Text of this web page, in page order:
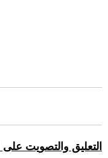
التعليق والتصويت